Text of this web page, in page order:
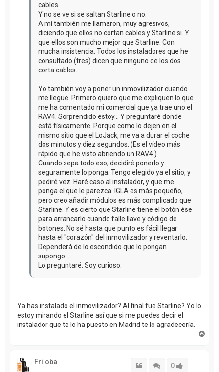
cables.
Y no se ve si se saltan Starline o no.
A mí también me llamaron, muy agresivos,
diciendo que ellos no cortan cables y Starline si. Y
que ellos son mucho mejor que Starline. Con
mucha insistencia. Todos los instaladores que he
consultado (tres) dicen que ninguno de los dos
corta cables.
Yo también voy a poner un inmovilizador cuando
me llegue. Primero quiero que me expliquen lo que
me ha comentado mi comercial que ya trae uno el
RAV4. Sorprendido estoy... Y preguntaré donde
está físicamente. Porque como lo dejen en el
mismo sitio que el LoJack, me va a durar el coche
dos minutos y diez segundos. (Es el vídeo más
rápido que he visto abriendo un RAV4.)
Cuando sepa todo eso, decidiré ponerlo y
seguramente lo ponga. Tengo elegido ya el sitio, y
pediré vez. Haré caso al instalador, y que me
ponga el que le parezca. IGLA es más pequeño,
pero creo añadir módulos es más complicado que
Starline. Y es cierto que Starline tiene el botón ése
para arrancarlo cuando falle llave y código de
botones. No sé hasta que punto es fácil llegar
hasta el "corazón" del inmovilizador y reventarlo.
Dependerá de lo escondido que lo pongan
supongo...
Lo preguntaré. Soy curioso.
Ya has instalado el inmovilizador? Al final fue Starline? Yo lo
estoy mirando el Starline así que si me puedes decir el
instalador que te lo ha puesto en Madrid te lo agradecería.
Friloba Citar 0
Citar